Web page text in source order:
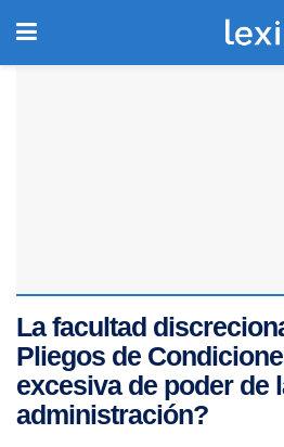
La facultad
Pliegos de
excesiva de poder de
administración?